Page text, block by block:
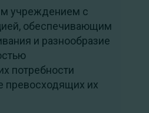
учреждением с
обеспечивающим
и разнообразие
потребности
превосходящих их